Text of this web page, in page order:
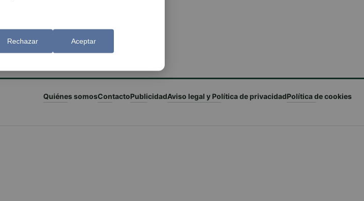
Quiénes somosContactoPublicidadAviso legal y Política de privacidadPolítica de cookies
Rechazar Aceptar